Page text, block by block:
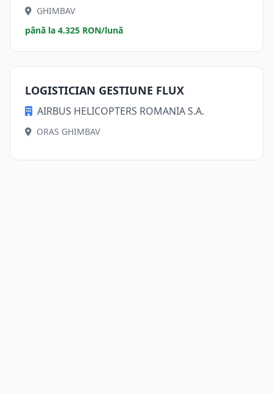
GHIMBAV
până la 4.325 RON/lună
LOGISTICIAN GESTIUNE FLUX
AIRBUS HELICOPTERS ROMANIA S.A.
ORAS GHIMBAV